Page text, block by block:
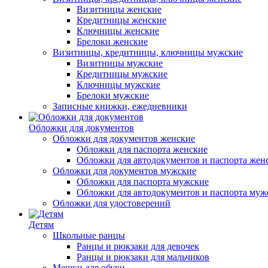
Визитницы женские
Кредитницы женские
Ключницы женские
Брелоки женские
Визитницы, кредитницы, ключницы мужские
Визитницы мужские
Кредитницы мужские
Ключницы мужские
Брелоки мужские
Записные книжки, ежедневники
Обложки для документов
Обложки для документов женские
Обложки для паспорта женские
Обложки для автодокументов и паспорта
Обложки для документов мужские
Обложки для паспорта мужские
Обложки для автодокументов и паспорта
Обложки для удостоверений
Детям
Школьные ранцы
Ранцы и рюкзаки для девочек
Ранцы и рюкзаки для мальчиков